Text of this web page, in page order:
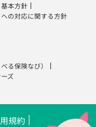
本方針
の対応に関する方針
べる保険なび）
ズ
規約